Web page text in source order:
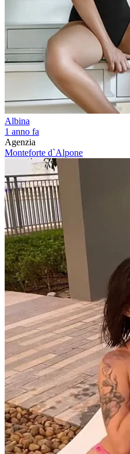
Albina
1 anno fa
Agenzia
Monteforte d`Alpone